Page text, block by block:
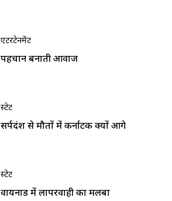
एंटरटेनमेंट
पहचान बनाती आवाज
स्टेट
सर्पदंश से मौतों में कर्नाटक क्यों आगे
स्टेट
वायनाड में लापरवाही का मलबा